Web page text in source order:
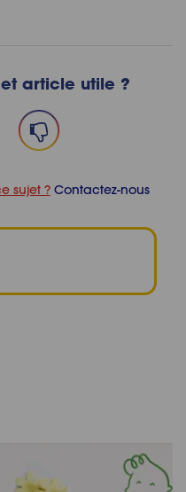
article utile ?
sujet ?Contactez-nous